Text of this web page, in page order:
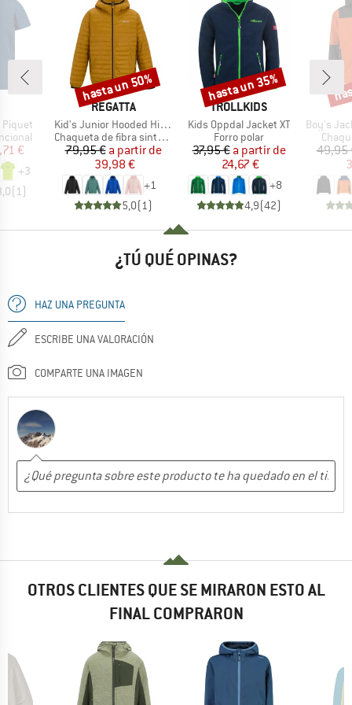
Piquet
reducido
€
+3
(1 )
MARCA
REGATTA
Artículo
Kid's Junior Hooded Hillpack
Product group
Chaqueta de fibra sintética
Precio
79,95 € Precio reducido
a partir de
39,98 €
+1
5,0(1 )
Descuento
hasta un 50%
MARCA
TROLLKIDS
Artículo
Kids Oppdal Jacket XT
Product group
Forro polar
Precio
37,95 € Precio reducido
a partir de
24,67 €
+8
4,9(42)
Descuento
hasta un 35%
Artículo
Boy's Jacket
49,95
¿TÚ QUÉ OPINAS?
HAZ UNA PREGUNTA
ESCRIBE UNA VALORACIÓN
COMPARTE UNA IMAGEN
OTROS CLIENTES QUE SE MIRARON ESTO AL
FINAL COMPRARON